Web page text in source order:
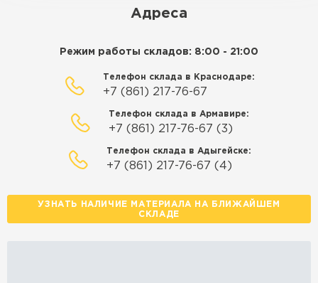
Адреса
Режим работы складов: 8:00 - 21:00
Телефон склада в Краснодаре:
+7 (861) 217-76-67
Телефон склада в Армавире:
+7 (861) 217-76-67 (3)
Телефон склада в Адыгейске:
+7 (861) 217-76-67 (4)
УЗНАТЬ НАЛИЧИЕ МАТЕРИАЛА НА БЛИЖАЙШЕМ
СКЛАДЕ